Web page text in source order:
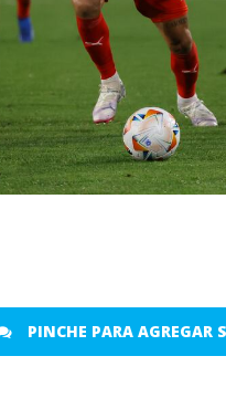
PINCHE PARA AGREGAR